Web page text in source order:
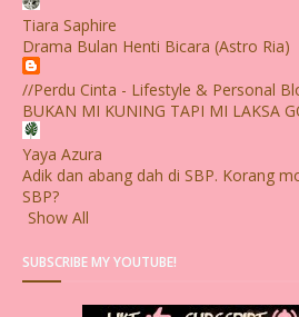
Tiara Saphire
Drama Bulan Henti Bicara (Astro Ria)
//Perdu Cinta - Lifestyle & Personal
BUKAN MI KUNING TAPI MI LAKSA
Yaya Azura
Adik dan abang dah di SBP. Korang
SBP?
Show All
SUBSCRIBE MY YOUTUBE!